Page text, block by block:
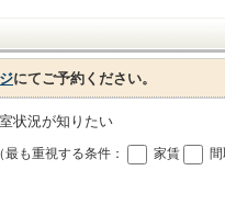
にてご予約ください。
状況が知りたい
最も重視する条件： 家賃 間